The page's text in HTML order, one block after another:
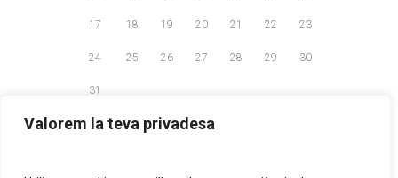
Valorem la teva privadesa
17 18 19 20 21 22 23
24 25 26 27 28 29 30
31